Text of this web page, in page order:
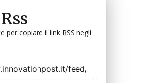
per copiare il link RSS negli